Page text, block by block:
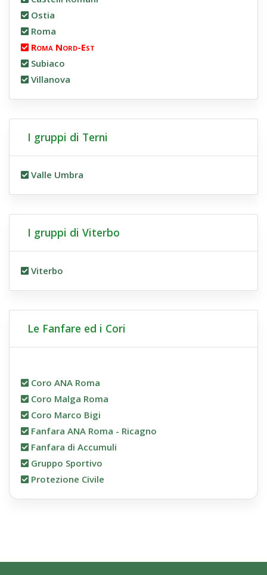
Ostia
Roma
Roma Nord-Est
Subiaco
Villanova
I gruppi di Terni
Valle Umbra
I gruppi di Viterbo
Viterbo
Le Fanfare ed i Cori
Coro ANA Roma
Coro Malga Roma
Coro Marco Bigi
Fanfara ANA Roma - Ricagno
Fanfara di Accumuli
Gruppo Sportivo
Protezione Civile